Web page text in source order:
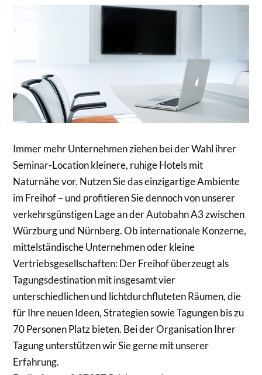
Immer mehr Unternehmen ziehen bei der Wahl ihrer
Seminar-Location kleinere, ruhige Hotels mit
Naturnähe vor. Nutzen Sie das einzigartige Ambiente
im Freihof – und profitieren Sie dennoch von unserer
verkehrsgünstigen Lage an der Autobahn A3 zwischen
Würzburg und Nürnberg. Ob internationale Konzerne,
mittelständische Unternehmen oder kleine
Vertriebsgesellschaften: Der Freihof überzeugt als
Tagungsdestination mit insgesamt vier
unterschiedlichen und lichtdurchfluteten Räumen, die
für Ihre neuen Ideen, Strategien sowie Tagungen bis zu
70 Personen Platz bieten. Bei der Organisation Ihrer
Tagung unterstützen wir Sie gerne mit unserer
Erfahrung.